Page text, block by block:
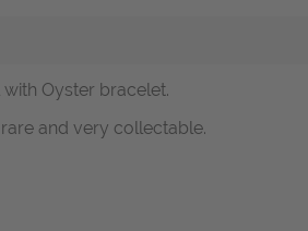
Oyster bracelet.
and very collectable.